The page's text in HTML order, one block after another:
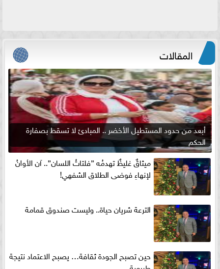
المقالات
أبعد من حدود المستطيل الأخضر .. المبادئ لا تسقط بصفارة
الحكم
ميثاقٌ غليظٌ تهدمُه ”فلتاتُ اللسان”.. آن الأوانُ
لإنهاءِ فوضى الطلاق الشفهي!
الترعة شريان حياة.. وليست صندوق قمامة
حين تصبح الجودة ثقافة… يصبح الاعتماد نتيجة